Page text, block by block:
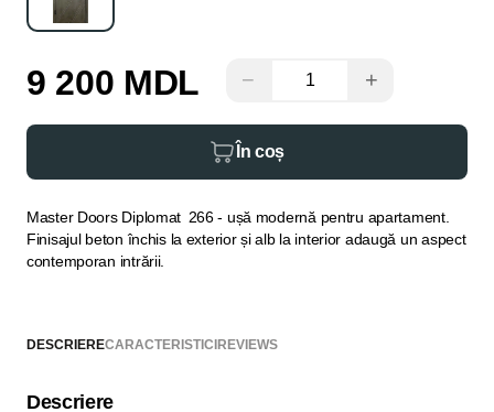
9 200 MDL − +
În coș
Master Doors Diplomat 266 - ușă modernă pentru apartament.
Finisajul beton închis la exterior și alb la interior adaugă un aspect
contemporan intrării.
DESCRIERECARACTERISTICI REVIEWS
Descriere